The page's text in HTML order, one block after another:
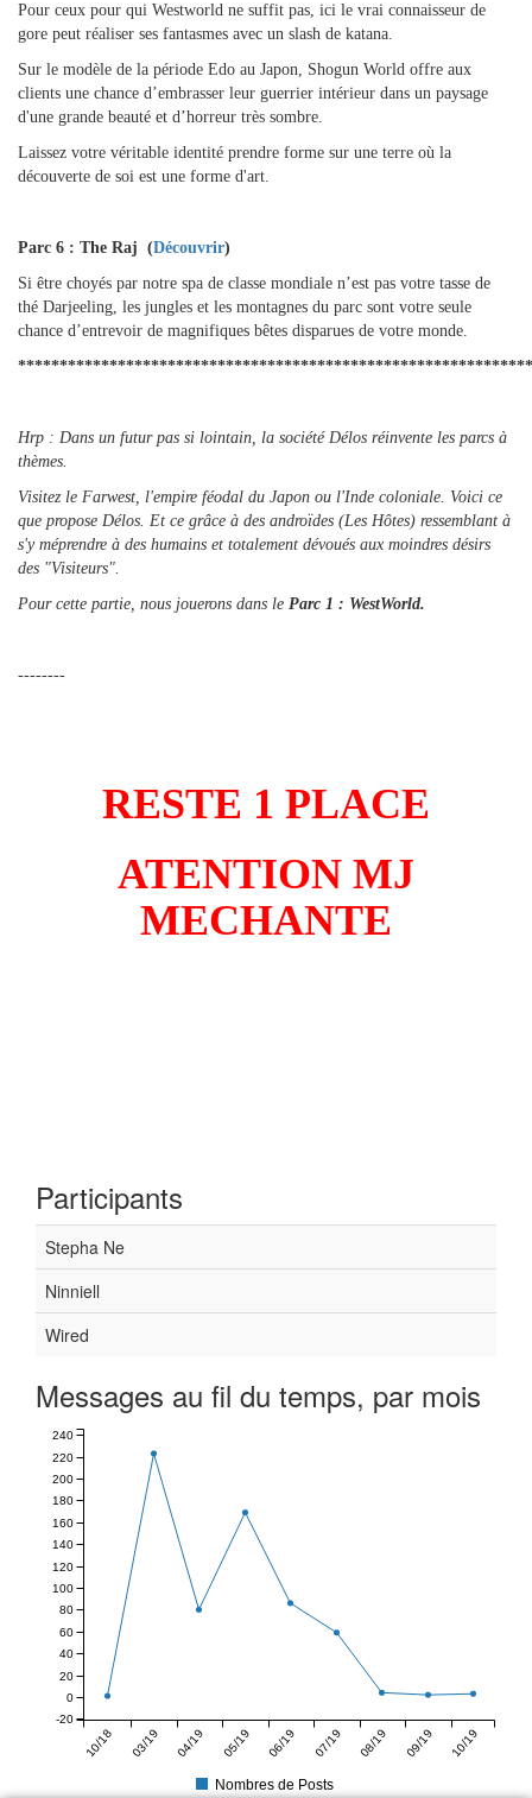
Pour ceux pour qui Westworld ne suffit pas, ici le vrai connaisseur de
gore peut réaliser ses fantasmes avec un slash de katana.
Sur le modèle de la période Edo au Japon, Shogun World offre aux
clients une chance d’embrasser leur guerrier intérieur dans un paysage
d'une grande beauté et d’horreur très sombre.
Laissez votre véritable identité prendre forme sur une terre où la
découverte de soi est une forme d'art.
Parc 6 : The Raj (Découvrir)
Si être choyés par notre spa de classe mondiale n’est pas votre tasse de
thé Darjeeling, les jungles et les montagnes du parc sont votre seule
chance d’entrevoir de magnifiques bêtes disparues de votre monde.
Hrp : Dans un futur pas si lointain, la société Délos réinvente les parcs à
thèmes.
Visitez le Farwest, l'empire féodal du Japon ou l'Inde coloniale. Voici ce
que propose Délos. Et ce grâce à des androïdes (Les Hôtes) ressemblant à
s'y méprendre à des humains et totalement dévoués aux moindres désirs
des "Visiteurs".
Pour cette partie, nous jouerons dans le Parc 1 : WestWorld.
--------
RESTE 1 PLACE
ATENTION MJ
MECHANTE
Participants
Stepha Ne
Ninniell
Wired
Messages au fil du temps, par mois
10/18 03/19 04/19 05/19 06/19 07/19 08/19 09/19 10/19
-20
0
20
40
60
80
100
120
140
160
180
200
220
240
Nombres de Posts